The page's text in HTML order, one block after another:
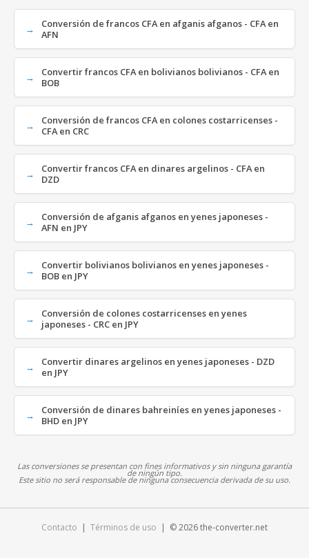
Conversión de francos CFA en afganis afganos - CFA en
AFN
Convertir francos CFA en bolivianos bolivianos - CFA en
BOB
Conversión de francos CFA en colones costarricenses -
CFA en CRC
Convertir francos CFA en dinares argelinos - CFA en
DZD
Conversión de afganis afganos en yenes japoneses -
AFN en JPY
Convertir bolivianos bolivianos en yenes japoneses -
BOB en JPY
Conversión de colones costarricenses en yenes
japoneses - CRC en JPY
Convertir dinares argelinos en yenes japoneses - DZD
en JPY
Conversión de dinares bahreiníes en yenes japoneses -
BHD en JPY
Las conversiones se presentan con fines informativos y sin ninguna garantía
de ningún tipo.
Este sitio no será responsable de ninguna consecuencia derivada de su uso.
Contacto | Términos de uso | © 2026 the-converter.net